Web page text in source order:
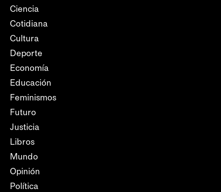
Ciencia
Cotidiana
Cultura
Deporte
Economía
Educación
Feminismos
Futuro
Justicia
Libros
Mundo
Opinión
Política